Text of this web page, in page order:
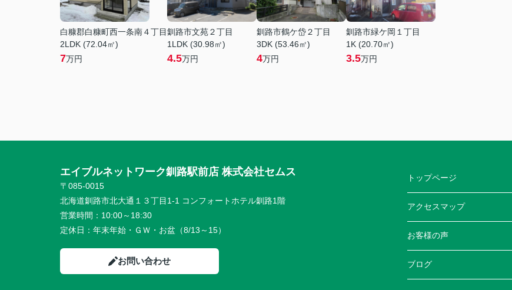
白糠郡白糠町西一条南４丁目
2LDK (72.04㎡)
7万円
釧路市文苑２丁目
1LDK (30.98㎡)
4.5万円
釧路市鶴ケ岱２丁目
3DK (53.46㎡)
4万円
釧路市緑ケ岡１丁目
1K (20.70㎡)
3.5万円
エイブルネットワーク釧路駅前店 株式会社セムス
〒085-0015
北海道釧路市北大通１３丁目1-1 コンフォートホテル釧路1階
営業時間： 10:00～18:30
定休日： 年末年始・ＧＷ・お盆（8/13～15）
お問い合わせ
トップページ
アクセスマップ
お客様の声
ブログ